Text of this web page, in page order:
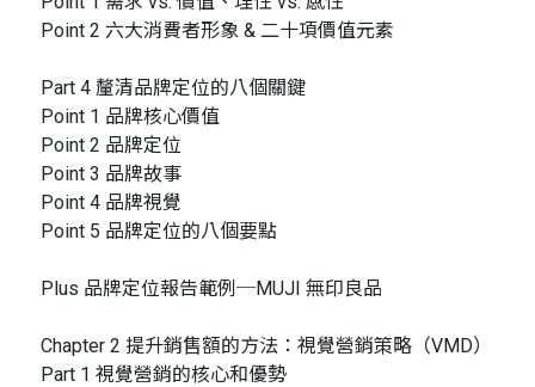
Point 2 六大消費者形象 & 二十項價值元素
Part 4 釐清品牌定位的八個關鍵
Point 1 品牌核心價值
Point 2 品牌定位
Point 3 品牌故事
Point 4 品牌視覺
Point 5 品牌定位的八個要點
Plus 品牌定位報告範例─MUJI 無印良品
Chapter 2 提升銷售額的方法：視覺營銷策略（VMD）
Part 1 視覺營銷的核心和優勢